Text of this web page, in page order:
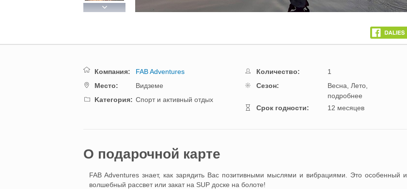
Next
Компания:
FAB Adventures
Mестo:
Видземе
Kатегория: Спорт и активный отдых
Количество:
1
Cезон:
Весна,
Лето,
подробнее
Cрок годности:
12 месяцев
O подарочной картe
FAB Adventures знает, как зарядить Вас позитивными мыслями и вибрациями. Это особенный и
волшебный рассвет или закат на SUP доске на болоте!